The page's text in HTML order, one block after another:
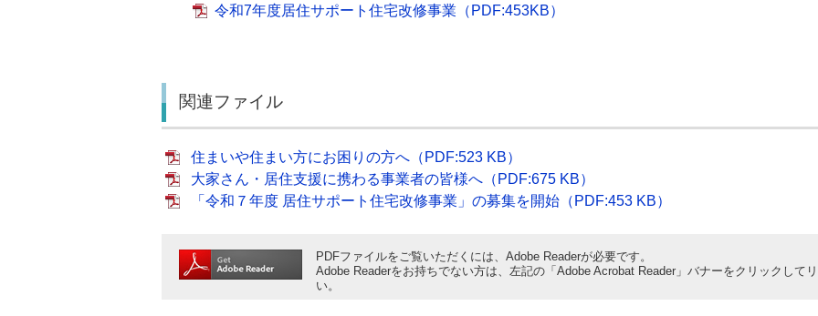
令和7年度居住サポート住宅改修事業 （PDF:453KB）
関連ファイル
住まいや住まい方にお困りの方へ（PDF:523 KB）
大家さん・居住支援に携わる事業者の皆様へ（PDF:675 KB）
「令和７年度 居住サポート住宅改修事業」の募集を開始（PDF:453 KB）
PDFファイルをご覧いただくには、Adobe Readerが必要です。
Adobe Readerをお持ちでない方は、左記の「Adobe Acrobat Reader」バナーをクリックして
い。